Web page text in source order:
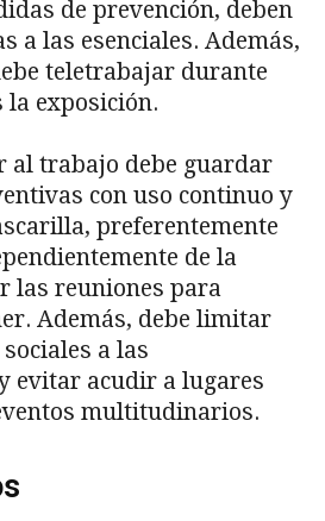
de prevención, deben
a las esenciales. Además,
teletrabajar durante
la exposición.
al trabajo debe guardar
con uso continuo y
preferentemente
de la
las reuniones para
Además, debe limitar
a las
evitar acudir a lugares
multitudinarios.